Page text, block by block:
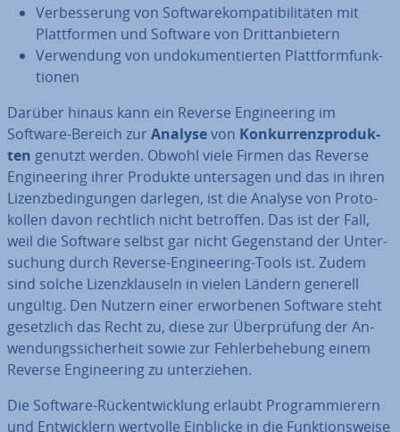
Ver­bes­se­rung von Soft­ware­kom­pa­ti­bi­li­tä­ten mit
Platt­for­men und Software von Dritt­an­bie­tern
Ver­wen­dung von un­do­ku­men­tier­ten Platt­form­funk­
tio­nen
Darüber hinaus kann ein Reverse En­gi­nee­ring im
Software-Bereich zur Analysevon Kon­kur­renz­pro­duk­
ten genutzt werden. Obwohl viele Firmen das Reverse
En­gi­nee­ring ihrer Produkte un­ter­sa­gen und das in ihren
Li­zenz­be­din­gun­gen darlegen, ist die Analyse von Pro­to­
kol­len davon rechtlich nicht betroffen. Das ist der Fall,
weil die Software selbst gar nicht Ge­gen­stand der Un­ter­
su­chung durch Reverse-En­gi­nee­ring-Tools ist. Zudem
sind solche Li­zenz­klau­seln in vielen Ländern generell
ungültig. Den Nutzern einer er­wor­be­nen Software steht
ge­setz­lich das Recht zu, diese zur Über­prü­fung der An­
wen­dungs­si­cher­heit sowie zur Feh­ler­be­he­bung einem
Reverse En­gi­nee­ring zu un­ter­zie­hen.
Die Software-Rück­ent­wick­lung erlaubt Pro­gram­mie­rern
und Ent­wick­lern wertvolle Einblicke in die Funk­ti­ons­wei­se